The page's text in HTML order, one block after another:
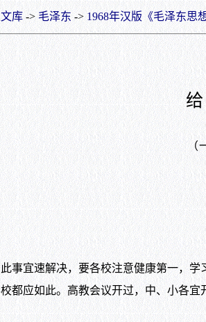
库-> 毛泽东 -> 1968年汉版《毛泽东思
宜速解决，要各校注意健康第一，学
都应如此。高教会议开过，中、小各宜